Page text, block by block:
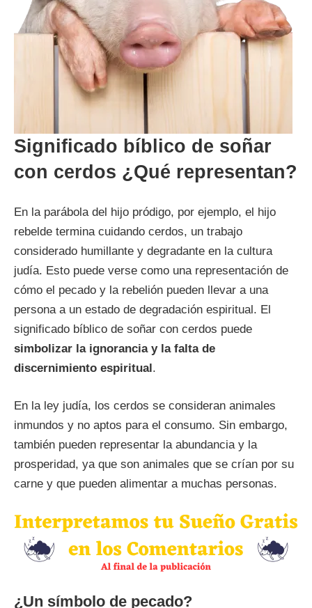
Significado bíblico de soñar
con cerdos ¿Qué representan?
En la parábola del hijo pródigo, por ejemplo, el hijo
rebelde termina cuidando cerdos, un trabajo
considerado humillante y degradante en la cultura
judía. Esto puede verse como una representación de
cómo el pecado y la rebelión pueden llevar a una
persona a un estado de degradación espiritual. El
significado bíblico de soñar con cerdos puede
simbolizar la ignorancia y la falta de
discernimiento espiritual.
En la ley judía, los cerdos se consideran animales
inmundos y no aptos para el consumo. Sin embargo,
también pueden representar la abundancia y la
prosperidad, ya que son animales que se crían por su
carne y que pueden alimentar a muchas personas.
¿Un símbolo de pecado?